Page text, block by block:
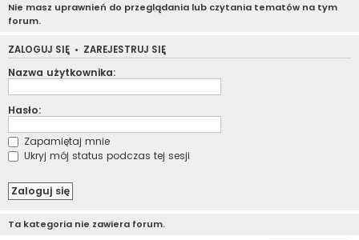
Nie masz uprawnień do przeglądania lub czytania tematów na tym
forum.
ZALOGUJ SIĘ • ZAREJESTRUJ SIĘ
Nazwa użytkownika:
Hasło:
Zapamiętaj mnie
Ukryj mój status podczas tej sesji
Ta kategoria nie zawiera forum.